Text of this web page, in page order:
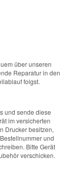
über unseren
Reparatur in den
folgst.
und sende diese
im versicherten
Drucker besitzen,
und
Bitte Gerät
verschicken.